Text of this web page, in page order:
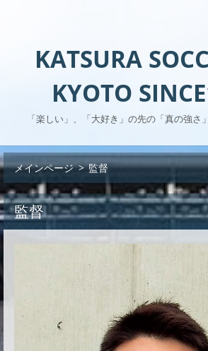
KATSURA
KYOTO
「楽しい」、「大好き」の先の「真の強さ
メインページ > 監督
監督